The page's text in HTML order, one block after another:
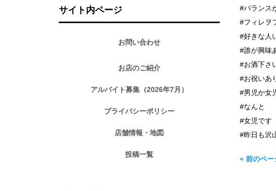
#バランス
#フィレヲ
#好きな人
#誰が興味
#お酒下さ
#お祝いあ
#男児か女
#なんと
#女児です
#昨日も沢
« 前のペー
サイト内ページ
お問い合わせ
お店のご紹介
アルバイト募集（2026年7月）
プライバシーポリシー
店舗情報・地図
投稿一覧